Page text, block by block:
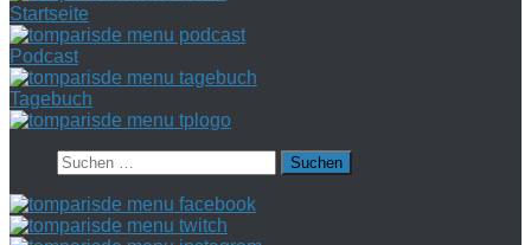
Startseite
Podcast
Tagebuch
Suchen
nach: